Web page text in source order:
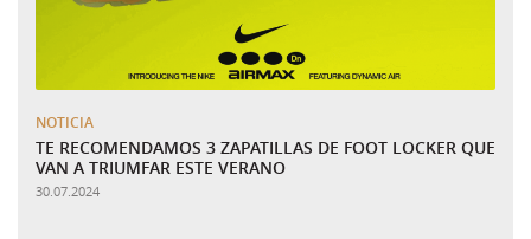
NOTICIA
TE RECOMENDAMOS 3 ZAPATILLAS DE FOOT LOCKER QUE
VAN A TRIUMFAR ESTE VERANO
30.07.2024